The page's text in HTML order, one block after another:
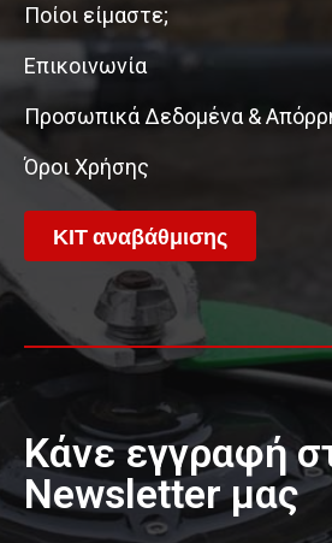
Ποίοι είμαστε;
Επικοινωνία
Προσωπικά Δεδομένα &
Όροι Χρήσης
ΚΙΤ αναβάθμισης
Κάνε εγγραφή
Newsletter μας